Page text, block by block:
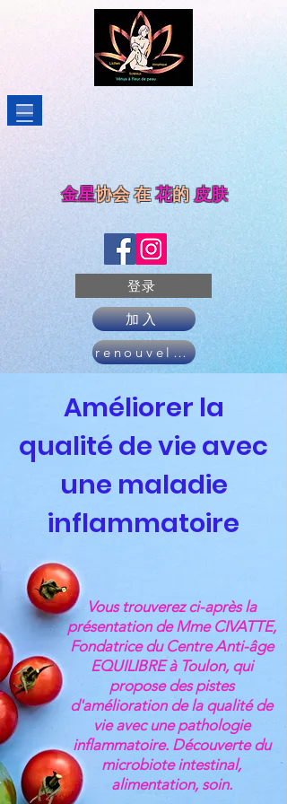
金星协会 在 花的 皮肤
登录
加入
renouveler son adhésion
Améliorer la
qualité de vie avec
une maladie
inflammatoire
Vous trouverez ci-après la
présentation de Mme CIVATTE,
Fondatrice du Centre Anti-âge
EQUILIBRE à Toulon, qui
propose des pistes
d'amélioration de la qualité de
vie avec une pathologie
inflammatoire. Découverte du
microbiote intestinal,
alimentation, soin.